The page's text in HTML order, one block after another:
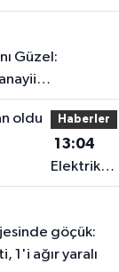
şekilde
Haberler
13:04
Elektrik
akımına
oldu
1'i ağır yaralı